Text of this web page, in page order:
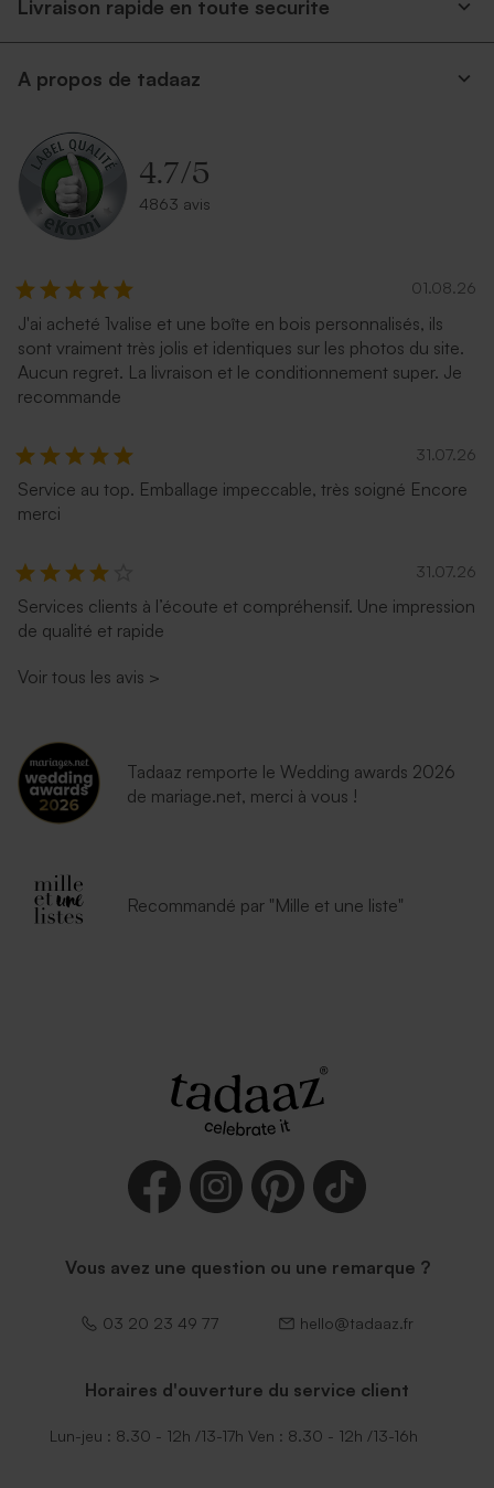
Livraison rapide en toute securite
A propos de tadaaz
4.7/5
4863 avis
01.08.26
J'ai acheté 1valise et une boîte en bois personnalisés, ils
sont vraiment très jolis et identiques sur les photos du site.
Aucun regret. La livraison et le conditionnement super. Je
recommande
31.07.26
Service au top. Emballage impeccable, très soigné Encore
merci
31.07.26
Services clients à l’écoute et compréhensif. Une impression
de qualité et rapide
Voir tous les avis >
Tadaaz remporte le Wedding awards 2026
de mariage.net, merci à vous !
Recommandé par "Mille et une liste"
Vous avez une question ou une remarque ?
03 20 23 49 77 hello@tadaaz.fr
Horaires d'ouverture du service client
Lun-jeu : 8.30 - 12h /13-17h Ven : 8.30 - 12h /13-16h